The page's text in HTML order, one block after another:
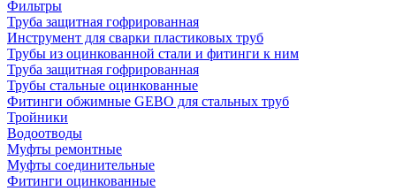
Фильтры
Труба защитная гофрированная
Инструмент для сварки пластиковых труб
Трубы из оцинкованной стали и фитинги к ним
Труба защитная гофрированная
Трубы стальные оцинкованные
Фитинги обжимные GEBO для стальных труб
Тройники
Водоотводы
Муфты ремонтные
Муфты соединительные
Фитинги оцинкованные